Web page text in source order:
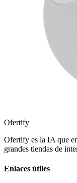
Ofertify
Ofertify es la IA que
grandes tiendas de
Enlaces útiles